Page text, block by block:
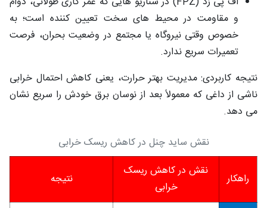
و مقاومت در محیط‌ های سخت تعیین ‌کننده است؛ به‌
خصوص وقتی نیروگاه یا مجتمع در وضعیت بحران، فرصت
تعمیرات سریع ندارد.
نتیجه کاربردی: مدیریت بهتر حرارت، یعنی کاهش احتمال خرابی
ناشی از داغی که معمولاً بعد از نوسان برق خودش را سریع نشان
می ‌دهد.
نقش ساید چنل در کاهش ریسک خرابی
راهکار
نقش در کاهش ریسک
خرابی
نتیجه